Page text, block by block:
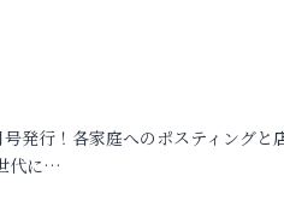
発行！各家庭へのポスティングと
代に…